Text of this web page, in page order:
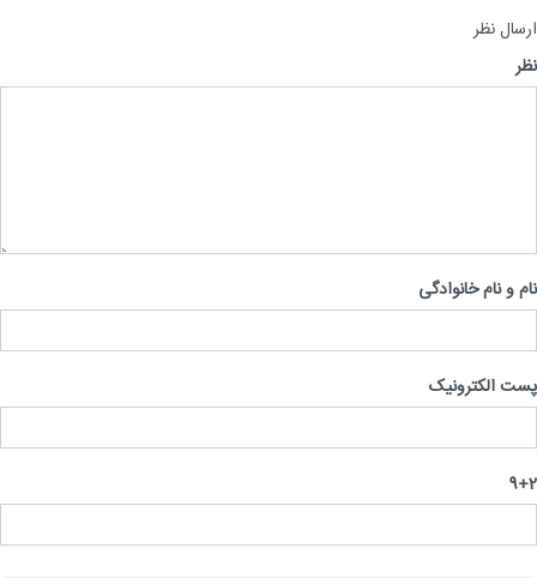
نظر
و نام خانوادگی
الکترونیک